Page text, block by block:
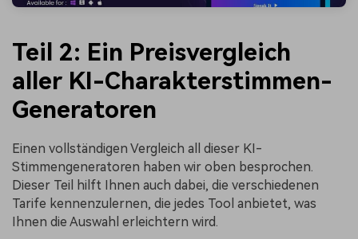
Teil 2: Ein Preisvergleich
aller KI-Charakterstimmen-
Generatoren
Einen vollständigen Vergleich all dieser KI-
Stimmengeneratoren haben wir oben besprochen.
Dieser Teil hilft Ihnen auch dabei, die verschiedenen
Tarife kennenzulernen, die jedes Tool anbietet, was
Ihnen die Auswahl erleichtern wird.